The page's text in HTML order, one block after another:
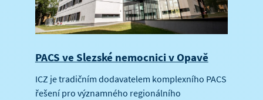
PACS ve Slezské nemocnici v Opavě
ICZ je tradičním dodavatelem komplexního PACS
řešení pro významného regionálního